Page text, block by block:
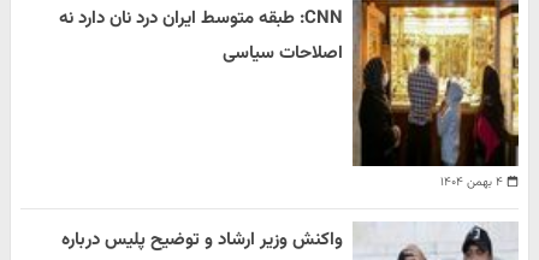
۴ بهمن ۱۴۰۴
CNN: طبقه متوسط ایران درد نان دارد نه
اصلاحات سیاسی
واکنش وزیر ارشاد و توضیح پلیس درباره